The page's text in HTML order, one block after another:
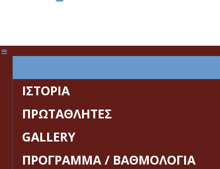
ΙΣΤΟΡΙΑ
ΠΡΩΤΑΘΛΗΤΕΣ
GALLERY
ΠΡΟΓΡΑΜΜΑ / ΒΑΘΜΟΛΟΓΙΑ